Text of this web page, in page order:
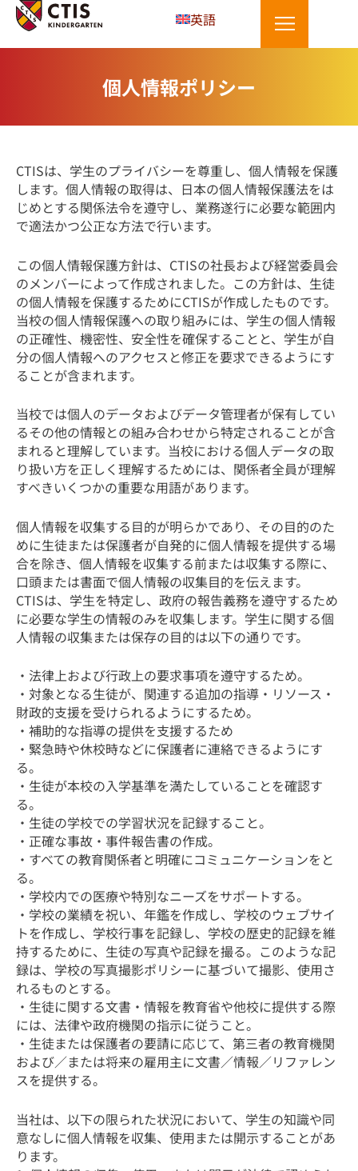
を
英語
個人情報ポリシー
CTISは、学生のプライバシーを尊重し、個人情報を保護
します。個人情報の取得は、日本の個人情報保護法をは
じめとする関係法令を遵守し、業務遂行に必要な範囲内
で適法かつ公正な方法で行います。
この個人情報保護方針は、CTISの社長および経営委員会
のメンバーによって作成されました。この方針は、生徒
の個人情報を保護するためにCTISが作成したものです。
当校の個人情報保護への取り組みには、学生の個人情報
の正確性、機密性、安全性を確保することと、学生が自
分の個人情報へのアクセスと修正を要求できるようにす
ることが含まれます。
当校では個人のデータおよびデータ管理者が保有してい
るその他の情報との組み合わせから特定されることが含
まれると理解しています。当校における個人データの取
り扱い方を正しく理解するためには、関係者全員が理解
すべきいくつかの重要な用語があります。
個人情報を収集する目的が明らかであり、その目的のた
めに生徒または保護者が自発的に個人情報を提供する場
合を除き、個人情報を収集する前または収集する際に、
口頭または書面で個人情報の収集目的を伝えます。
CTISは、学生を特定し、政府の報告義務を遵守するため
に必要な学生の情報のみを収集します。学生に関する個
人情報の収集または保存の目的は以下の通りです。
・法律上および行政上の要求事項を遵守するため。
・対象となる生徒が、関連する追加の指導・リソース・
財政的支援を受けられるようにするため。
・補助的な指導の提供を支援するため
・緊急時や休校時などに保護者に連絡できるようにす
る。
・生徒が本校の入学基準を満たしていることを確認す
る。
・生徒の学校での学習状況を記録すること。
・正確な事故・事件報告書の作成。
・すべての教育関係者と明確にコミュニケーションをと
る。
・学校内での医療や特別なニーズをサポートする。
・学校の業績を祝い、年鑑を作成し、学校のウェブサイ
トを作成し、学校行事を記録し、学校の歴史的記録を維
持するために、生徒の写真や記録を撮る。このような記
録は、学校の写真撮影ポリシーに基づいて撮影、使用さ
れるものとする。
・生徒に関する文書・情報を教育省や他校に提供する際
には、法律や政府機関の指示に従うこと。
・生徒または保護者の要請に応じて、第三者の教育機関
および／または将来の雇用主に文書／情報／リファレン
スを提供する。
当社は、以下の限られた状況において、学生の知識や同
意なしに個人情報を収集、使用または開示することがあ
ります。